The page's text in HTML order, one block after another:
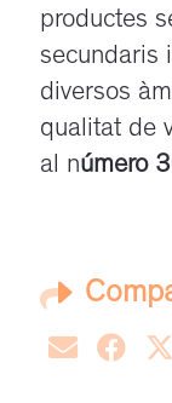
productes
secundaris
diversos
qualitat de
al número